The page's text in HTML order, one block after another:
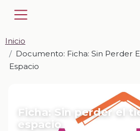
Inicio
Documento: Ficha: Sin Perder
Espacio
Ficha: Sin perder el
espacio